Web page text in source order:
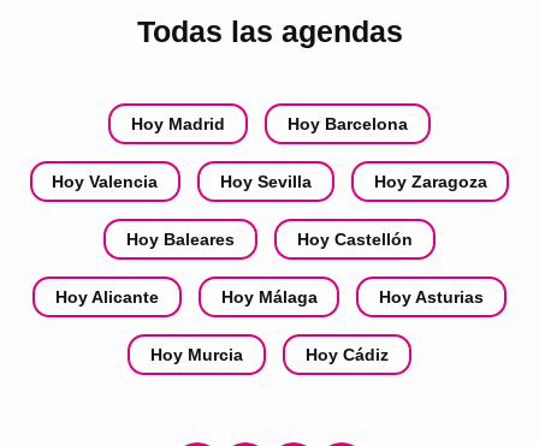
Todas las agendas
Hoy Madrid Hoy Barcelona
Hoy Valencia Hoy Sevilla Hoy Zaragoza
Hoy Baleares Hoy Castellón
Hoy Alicante Hoy Málaga Hoy Asturias
Hoy Murcia Hoy Cádiz